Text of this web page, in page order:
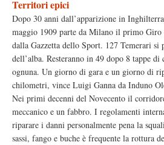
Territori epici
Dopo 30 anni dall’apparizione in
maggio 1909 parte da Milano il primo Giro
dalla Gazzetta dello Sport. 127 Temerari si
dell’alba. Resteranno in 49 dopo 8 tappe
ognuna. Un giorno di gara e un giorno di
chilometri, vince Luigi Ganna da Induno
Nei primi decenni del Novecento il
meccanico e un fabbro. I regolamenti
riparare i danni personalmente pena la
sassi, fango e buche è frequente la rottura